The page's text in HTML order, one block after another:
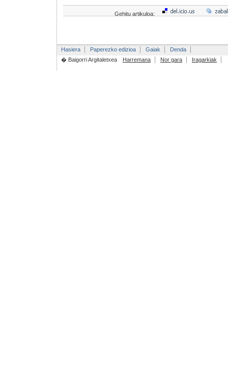
Gehitu artikuloa:
Hasiera Paperezko edizioa Gaiak
Denda
� Baigorri Argitaletxea
Harremana Nor gara Iragarkiak